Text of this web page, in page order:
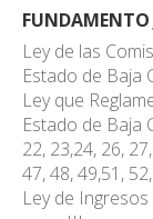
FUNDAMENTO
Ley de las
Estado de Baja
Ley que
Estado de Baja
22, 23,24, 26,
47, 48, 49,51,
Ley de